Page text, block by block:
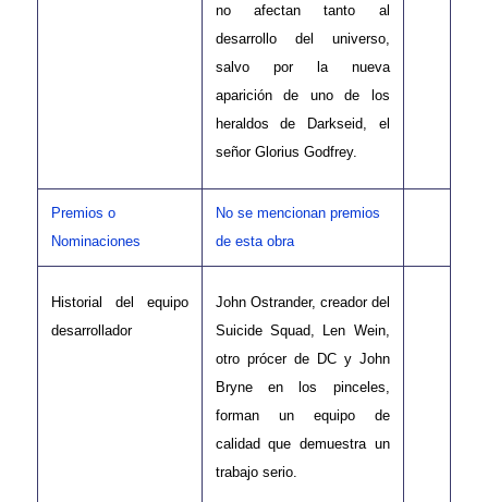
no afectan tanto al
desarrollo del universo,
salvo por la nueva
aparición de uno de los
heraldos de Darkseid, el
señor Glorius Godfrey.
Premios o
Nominaciones
No se mencionan premios
de esta obra
Historial del equipo
desarrollador
John Ostrander, creador del
Suicide Squad, Len Wein,
otro prócer de DC y John
Bryne en los pinceles,
forman un equipo de
calidad que demuestra un
trabajo serio.